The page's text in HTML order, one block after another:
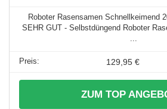
Roboter Rasensamen Schnellkeimend
SEHR GUT - Selbstdüngend Roboter
129,95 €
ZUM TOP